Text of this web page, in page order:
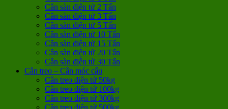
Cân sàn điện tử 2 Tấn
Cân sàn điện tử 3 Tấn
Cân sàn điện tử 5 Tấn
Cân sàn điện tử 10 Tấn
Cân sàn điện tử 15 Tấn
Cân sàn điện tử 20 Tấn
Cân sàn điện tử 30 Tấn
Cân treo – Cân móc cẩu
Cân treo điện tử 50kg
Cân treo điện tử 100kg
Cân treo điện tử 300kg
Cân treo điện tử 500kg